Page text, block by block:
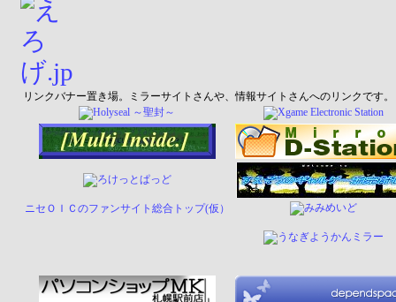
リンクバナー置き場。ミラーサイトさんや、情報サイトさんへのリンクです。
ニセＯＩＣのファンサイト総合トップ(仮）